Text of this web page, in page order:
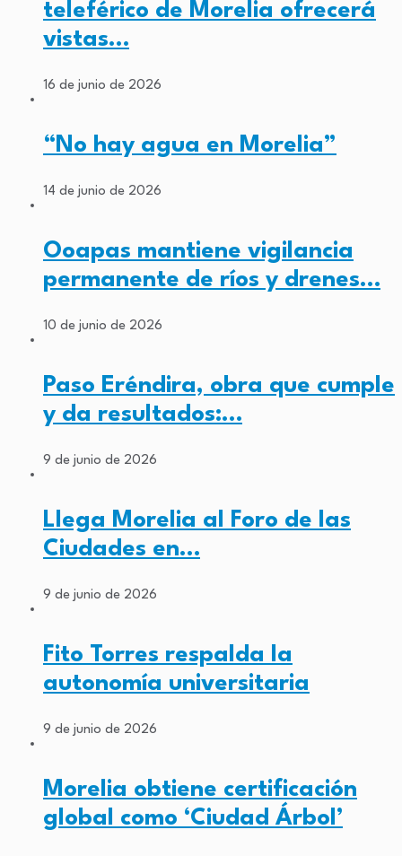
teleférico de Morelia ofrecerá
vistas…
16 de junio de 2026
“No hay agua en Morelia”
14 de junio de 2026
Ooapas mantiene vigilancia
permanente de ríos y drenes…
10 de junio de 2026
Paso Eréndira, obra que cumple
y da resultados:…
9 de junio de 2026
Llega Morelia al Foro de las
Ciudades en…
9 de junio de 2026
Fito Torres respalda la
autonomía universitaria
9 de junio de 2026
Morelia obtiene certificación
global como ‘Ciudad Árbol’